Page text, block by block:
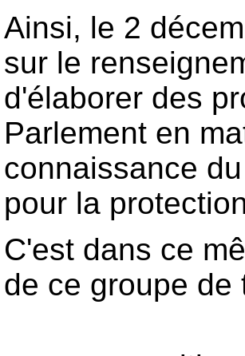
Ainsi, le 2
sur le
d'élaborer des
Parlement en
connaissance
pour la
C'est dans ce
de ce groupe de